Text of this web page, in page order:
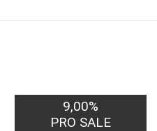
9,00%
PRO SALE